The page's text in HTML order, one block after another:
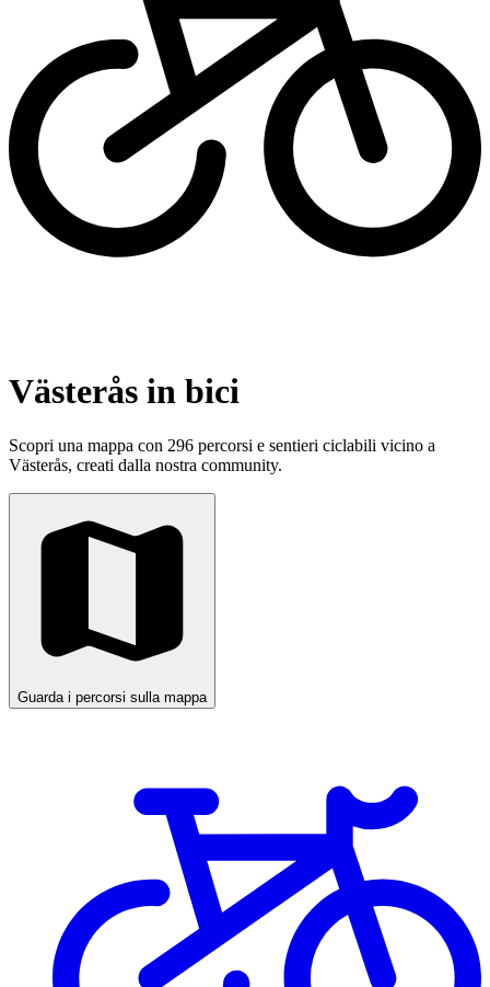
Västerås in bici
Scopri una mappa con 296 percorsi e sentieri ciclabili vicino a
Västerås, creati dalla nostra community.
Guarda i percorsi sulla mappa